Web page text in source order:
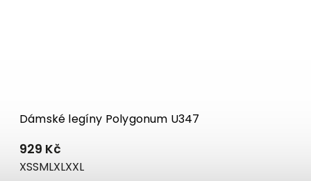
Dámské legíny Polygonum U347
929 Kč
XSSMLXLXXL